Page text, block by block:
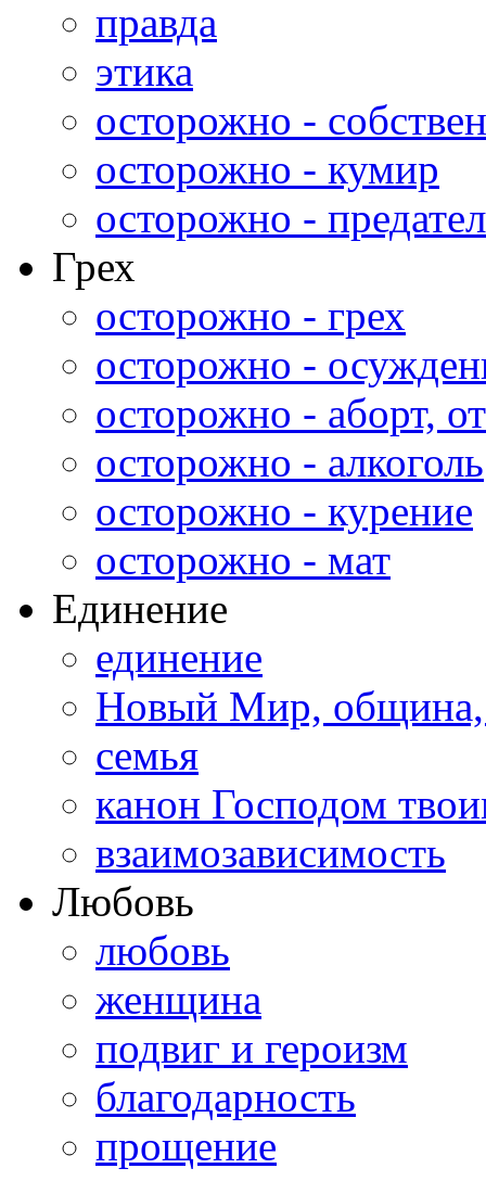
правда
этика
осторожно -
осторожно - кумир
осторожно -
Грех
осторожно - грех
осторожно -
осторожно - аборт,
осторожно - алкоголь
осторожно - курение
осторожно - мат
Единение
единение
Новый Мир,
семья
канон Господом
взаимозависимость
Любовь
любовь
женщина
подвиг и героизм
благодарность
прощение